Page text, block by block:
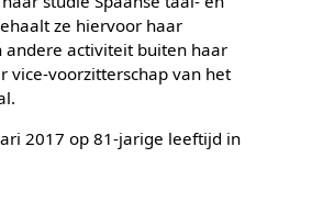
ze hiervoor haar
andere activiteit buiten haar
vice-voorzitterschap van het
2017 op 81-jarige leeftijd in